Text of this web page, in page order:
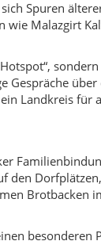
leben
Familien.
in Ruhe
und Simit. Wer
zu
mit doppelt
aus großen